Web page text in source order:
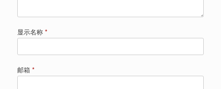
显示名称 *
邮箱 *